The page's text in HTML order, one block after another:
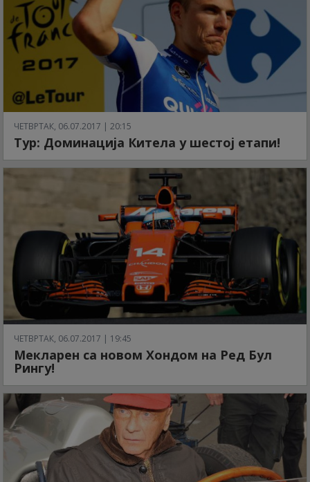
ЧЕТВРТАК, 06.07.2017 | 20:15
Тур: Доминација Китела у шестој етапи!
ЧЕТВРТАК, 06.07.2017 | 19:45
Мекларен са новом Хондом на Ред Бул
Рингу!